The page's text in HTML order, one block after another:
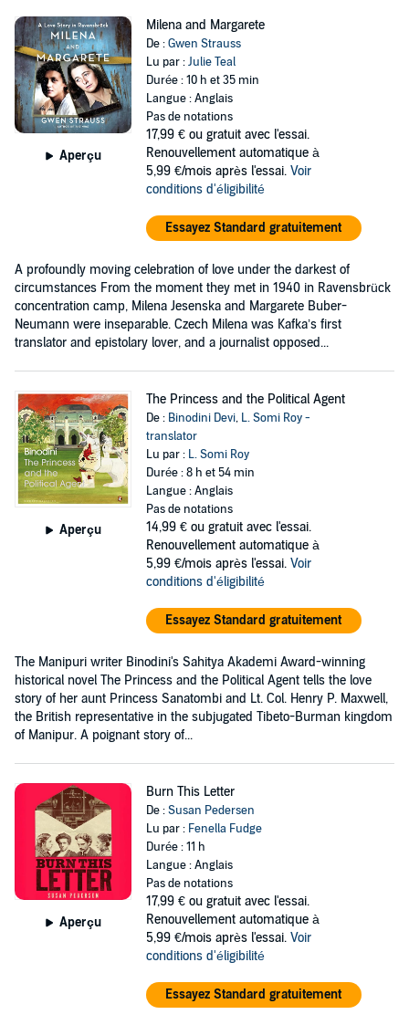
Aperçu
Milena and Margarete
De :Gwen Strauss
Lu par :Julie Teal
Durée : 10 h et 35 min
Langue : Anglais
Pas de notations
17,99 € ou gratuit avec l'essai.
Renouvellement automatique à
5,99 €/mois après l'essai. Voir
conditions d'éligibilité
Essayez Standard gratuitement
A profoundly moving celebration of love under the darkest of
circumstances From the moment they met in 1940 in Ravensbrück
concentration camp, Milena Jesenska and Margarete Buber-
Neumann were inseparable. Czech Milena was Kafka’s first
translator and epistolary lover, and a journalist opposed...
Aperçu
The Princess and the Political Agent
De : Binodini Devi, L. Somi Roy -
translator
Lu par : L. Somi Roy
Durée : 8 h et 54 min
Langue : Anglais
Pas de notations
14,99 € ou gratuit avec l'essai.
Renouvellement automatique à
5,99 €/mois après l'essai. Voir
conditions d'éligibilité
Essayez Standard gratuitement
The Manipuri writer Binodini's Sahitya Akademi Award-winning
historical novel The Princess and the Political Agent tells the love
story of her aunt Princess Sanatombi and Lt. Col. Henry P. Maxwell,
the British representative in the subjugated Tibeto-Burman kingdom
of Manipur. A poignant story of...
Aperçu
Burn This Letter
De :Susan Pedersen
Lu par : Fenella Fudge
Durée : 11 h
Langue : Anglais
Pas de notations
17,99 € ou gratuit avec l'essai.
Renouvellement automatique à
5,99 €/mois après l'essai. Voir
conditions d'éligibilité
Essayez Standard gratuitement